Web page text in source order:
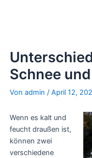
Schnee
Von admin / April 12,
Wenn es kalt und
feucht draußen ist,
können zwei
verschiedene